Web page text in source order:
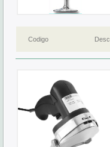
Codigo Desc.